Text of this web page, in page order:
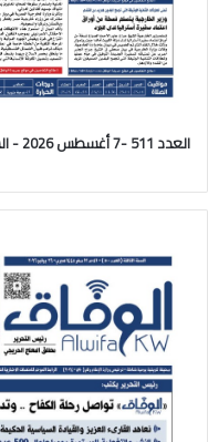
العدد 511 -7 أغسطس 2026 - السنة الثالثة